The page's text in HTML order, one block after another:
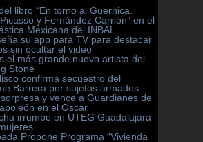
libro “En torno al Guernica.
y Fernández Carrión” en el
Mexicana del INBAL
su app para TV para destacar
sin ocultar el video
el más grande nuevo artista del
Stone
confirma secuestro del
Barrera por sujetos armados
y vence a Guardianes de
en el Oscar
irrumpe en UTEG Guadalajara
Propone Programa “Vivienda